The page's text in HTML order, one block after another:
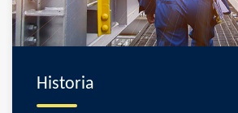
Historia